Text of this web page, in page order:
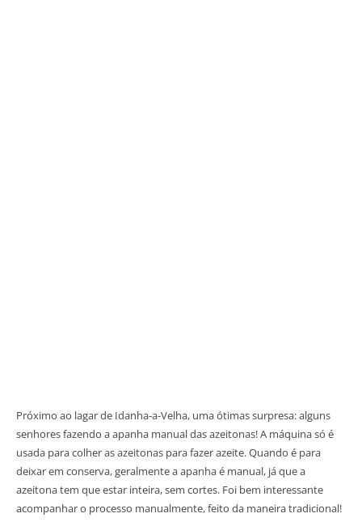
Próximo ao lagar de Idanha-a-Velha, uma ótimas surpresa: alguns
senhores fazendo a apanha manual das azeitonas! A máquina só é
usada para colher as azeitonas para fazer azeite. Quando é para
deixar em conserva, geralmente a apanha é manual, já que a
azeitona tem que estar inteira, sem cortes. Foi bem interessante
acompanhar o processo manualmente, feito da maneira tradicional!